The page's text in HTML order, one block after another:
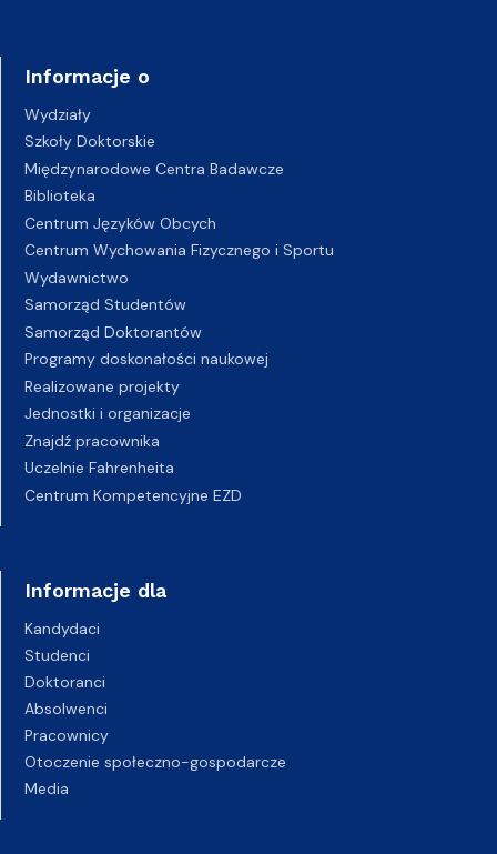
Informacje o
Wydziały
Szkoły Doktorskie
Międzynarodowe Centra Badawcze
Biblioteka
Centrum Języków Obcych
Centrum Wychowania Fizycznego i Sportu
Wydawnictwo
Samorząd Studentów
Samorząd Doktorantów
Programy doskonałości naukowej
Realizowane projekty
Jednostki i organizacje
Znajdź pracownika
Uczelnie Fahrenheita
Centrum Kompetencyjne EZD
Informacje dla
Kandydaci
Studenci
Doktoranci
Absolwenci
Pracownicy
Otoczenie społeczno-gospodarcze
Media